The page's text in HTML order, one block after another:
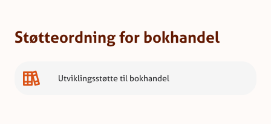
Støtteordning for bokhandel
Utviklingsstøtte til bokhandel